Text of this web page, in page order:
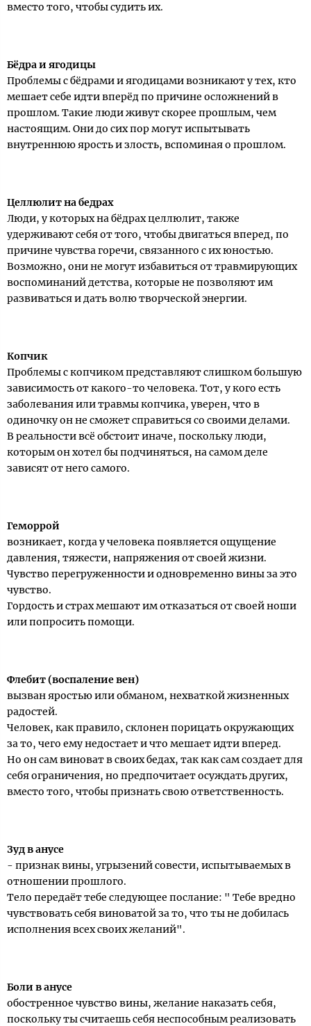
вместо того, чтобы судить их.
Бёдра и ягодицы
Проблемы с бёдрами и ягодицами возникают у тех, кто
мешает себе идти вперёд по причине осложнений в
прошлом. Такие люди живут скорее прошлым, чем
настоящим. Они до сих пор могут испытывать
внутреннюю ярость и злость, вспоминая о прошлом.
Целлюлит на бедрах
Люди, у которых на бёдрах целлюлит, также
удерживают себя от того, чтобы двигаться вперед, по
причине чувства горечи, связанного с их юностью.
Возможно, они не могут избавиться от травмирующих
воспоминаний детства, которые не позволяют им
развиваться и дать волю творческой энергии.
Копчик
Проблемы с копчиком представляют слишком большую
зависимость от какого-то человека. Тот, у кого есть
заболевания или травмы копчика, уверен, что в
одиночку он не сможет справиться со своими делами.
В реальности всё обстоит иначе, поскольку люди,
которым он хотел бы подчиняться, на самом деле
зависят от него самого.
Геморрой
возникает, когда у человека появляется ощущение
давления, тяжести, напряжения от своей жизни.
Чувство перегруженности и одновременно вины за это
чувство.
Гордость и страх мешают им отказаться от своей ноши
или попросить помощи.
Флебит (воспаление вен)
вызван яростью или обманом, нехваткой жизненных
радостей.
Человек, как правило, склонен порицать окружающих
за то, чего ему недостает и что мешает идти вперед.
Но он сам виноват в своих бедах, так как сам создает для
себя ограничения, но предпочитает осуждать других,
вместо того, чтобы признать свою ответственность.
Зуд в анусе
- признак вины, угрызений совести, испытываемых в
отношении прошлого.
Тело передаёт тебе следующее послание: " Тебе вредно
чувствовать себя виноватой за то, что ты не добилась
исполнения всех своих желаний".
Боли в анусе
обостренное чувство вины, желание наказать себя,
поскольку ты считаешь себя неспособным реализовать